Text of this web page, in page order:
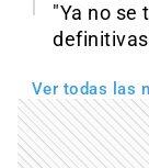
"Ya no se
Ver todas las